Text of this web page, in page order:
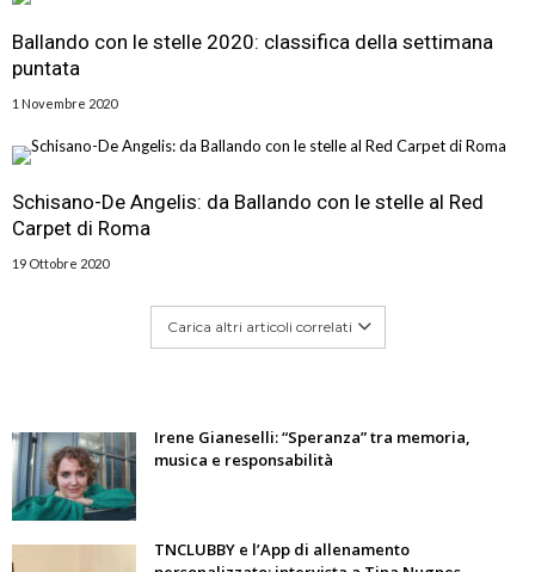
Ballando con le stelle 2020: classifica della settimana
puntata
1 Novembre 2020
Schisano-De Angelis: da Ballando con le stelle al Red
Carpet di Roma
19 Ottobre 2020
Carica altri articoli correlati
Irene Gianeselli: “Speranza” tra memoria,
musica e responsabilità
TNCLUBBY e l’App di allenamento